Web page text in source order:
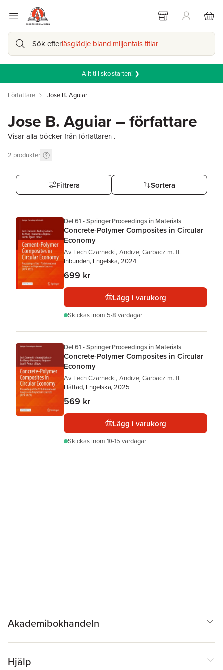
Sök efterläsglädje bland miljontals titlar
Allt till skolstarten! ❯
Författare Jose B. Aguiar
Jose B. Aguiar – författare
Visar alla böcker från författaren .
2 produkter
Filtrera Sortera
Del 61 - Springer Proceedings in Materials
Concrete-Polymer Composites in Circular
Economy
Av Lech Czarnecki, Andrzej Garbacz m. fl.
Inbunden, Engelska, 2024
699 kr
Lägg i varukorg
Skickas inom 5-8 vardagar
Del 61 - Springer Proceedings in Materials
Concrete-Polymer Composites in Circular
Economy
Av Lech Czarnecki, Andrzej Garbacz m. fl.
Häftad, Engelska, 2025
569 kr
Lägg i varukorg
Skickas inom 10-15 vardagar
Akademibokhandeln
Hjälp